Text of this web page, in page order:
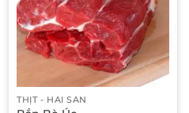
THỊT - HẢI SẢN